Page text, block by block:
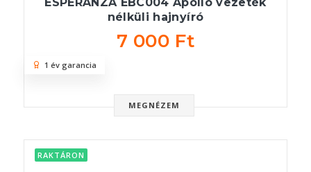
nélküli hajnyíró
7 000 Ft
MEGNÉZEM
1 év garancia
RAKTÁRON